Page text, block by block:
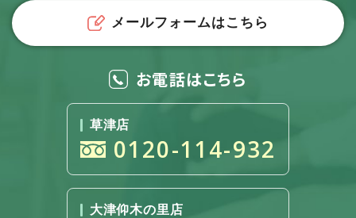
メールフォームはこちら
お電話はこちら
草津店
0120-114-932
大津仰木の里店